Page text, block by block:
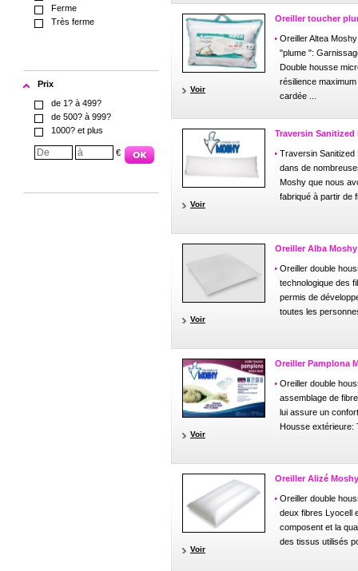
Ferme
Très ferme
Prix
de 1? à 499?
de 500? à 999?
1000? et plus
€
Voir
Oreiller toucher
Oreiller Altea
"plume ":
Double housse
résilience
cardée ...
Voir
Traversin Sanitized
Traversin Sanitized
dans de
Moshy que nous
fabriqué à partir de
Voir
Oreiller Alba Moshy
Oreiller double
technologique des
permis de
toutes les
Voir
Oreiller Pamplona
Oreiller double
assemblage de
lui assure un
Housse extérieure:
Voir
Oreiller Alizé Moshy
Oreiller double
deux fibres Lyocell
composent et la
des tissus utilisés